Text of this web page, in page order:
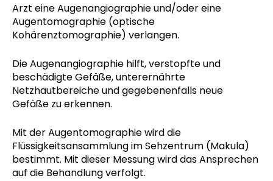
Arzt eine Augenangiographie und/oder eine
Augentomographie (optische
Kohärenztomographie) verlangen.
Die Augenangiographie hilft, verstopfte und
beschädigte Gefäße, unterernährte
Netzhautbereiche und gegebenenfalls neue
Gefäße zu erkennen.
Mit der Augentomographie wird die
Flüssigkeitsansammlung im Sehzentrum (Makula)
bestimmt. Mit dieser Messung wird das Ansprechen
auf die Behandlung verfolgt.